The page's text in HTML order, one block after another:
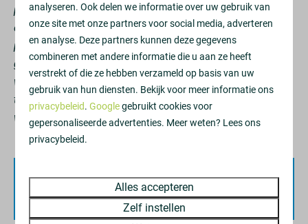
Huisdieren
Huisdiervrij
Toegankelijkheid
Lift
Badkamer
Douche
periode kan er op verschillende momenten overlast
ontstaan voor alle woningen. De werkzaamheden worden
per etage en in fases uitgevoerd. Aan de balkonzijde komt
geen steiger te staan. Het werk is afhankelijk van
weersomstandigheden en vindt plaats op werkdagen
tussen 08.00 en 16.00 uur. In de avonden en weekenden
wordt er niet gewerkt.
Beschikbaarheid en prijs
analyseren. Ook delen we informatie over uw gebruik van
onze site met onze partners voor social media, adverteren
en analyse. Deze partners kunnen deze gegevens
combineren met andere informatie die u aan ze heeft
verstrekt of die ze hebben verzameld op basis van uw
gebruik van hun diensten. Bekijk voor meer informatie ons
privacybeleid.Googlegebruikt cookies voor
gepersonaliseerde advertenties. Meer weten? Lees ons
privacybeleid.
Alles accepteren
Zelf instellen